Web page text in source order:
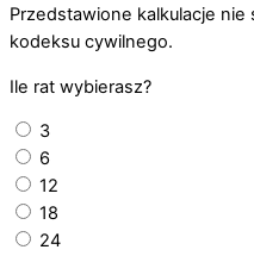
Przedstawione kalkulacje
kodeksu cywilnego.
Ile rat wybierasz?
3
6
12
18
24